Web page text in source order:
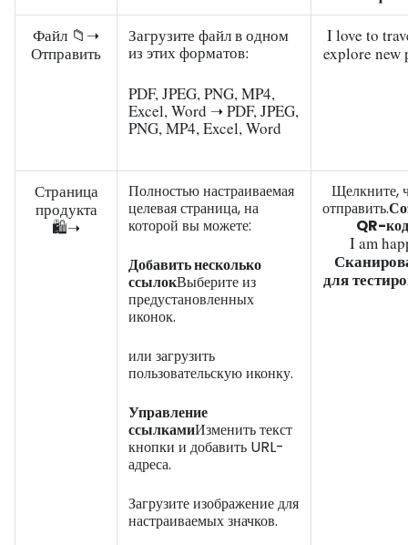
Файл 📁➝
Отправить
Загрузите файл в одном
из этих форматов:
PDF, JPEG, PNG, MP4,
Excel, Word ➝ PDF, JPEG,
PNG, MP4, Excel, Word
I love to
explore new
Страница
продукта
🛍️➝
Полностью настраиваемая
целевая страница, на
которой вы можете:
Добавить несколько
ссылокВыберите из
предустановленных
иконок.
или загрузить
пользовательскую иконку.
Управление
ссылкамиИзменить текст
кнопки и добавить URL-
адреса.
Загрузите изображение для
настраиваемых значков.
Щелкните,
отправить.
QR-
I am
для